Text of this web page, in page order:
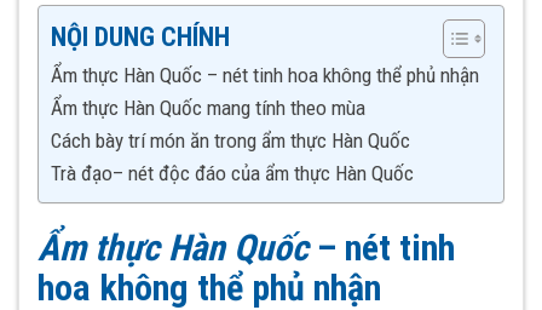
NỘI DUNG CHÍNH
Ẩm thực Hàn Quốc – nét tinh hoa không thể phủ nhận
Ẩm thực Hàn Quốc mang tính theo mùa
Cách bày trí món ăn trong ẩm thực Hàn Quốc
Trà đạo– nét độc đáo của ẩm thực Hàn Quốc
Ẩm thực Hàn Quốc– nét tinh
hoa không thể phủ nhận